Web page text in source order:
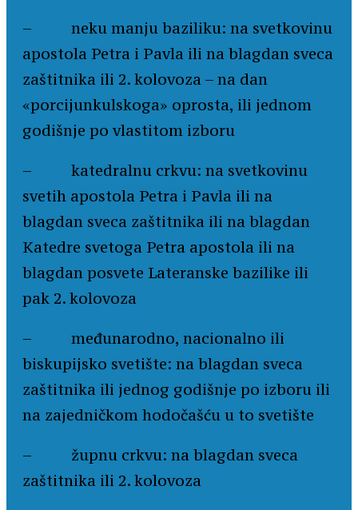
– neku manju baziliku: na svetkovinu
apostola Petra i Pavla ili na blagdan sveca
zaštitnika ili 2. kolovoza – na dan
«porcijunkulskoga» oprosta, ili jednom
godišnje po vlastitom izboru
– katedralnu crkvu: na svetkovinu
svetih apostola Petra i Pavla ili na
blagdan sveca zaštitnika ili na blagdan
Katedre svetoga Petra apostola ili na
blagdan posvete Lateranske bazilike ili
pak 2. kolovoza
– međunarodno, nacionalno ili
biskupijsko svetište: na blagdan sveca
zaštitnika ili jednog godišnje po izboru ili
na zajedničkom hodočašću u to svetište
– župnu crkvu: na blagdan sveca
zaštitnika ili 2. kolovoza